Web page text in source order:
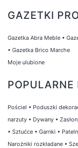
GAZETKI
Gazetka Abra Meble •
• Gazetka Brico Marche
Moje ulubione
POPULARNE
Pościel • Poduszki
narzuty • Dywany •
• Sztućce • Garnki •
Narożniki rozkładane •